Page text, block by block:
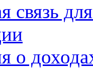
связь
о